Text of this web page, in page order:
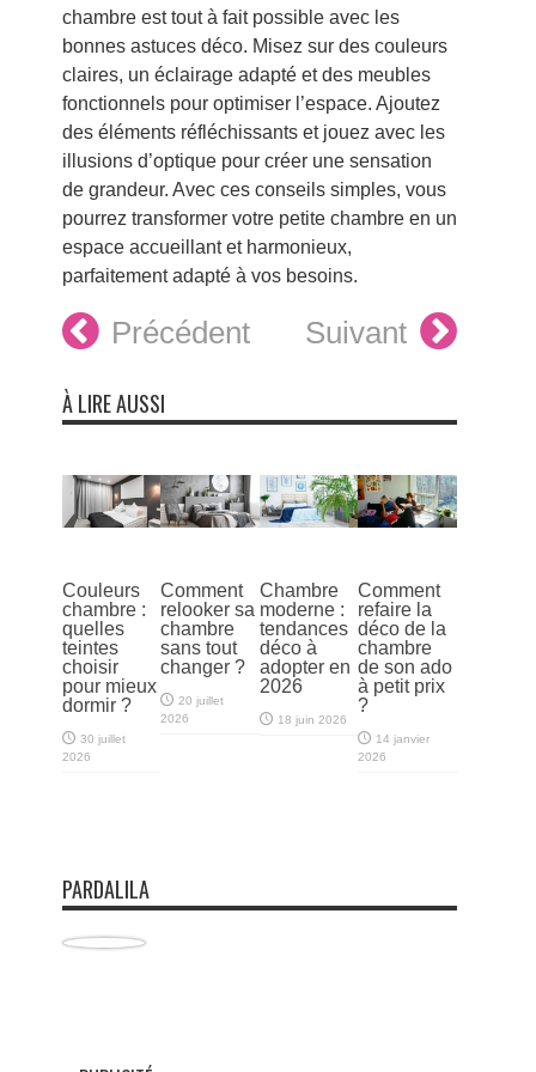
chambre est tout à fait possible avec les
bonnes astuces déco. Misez sur des couleurs
claires, un éclairage adapté et des meubles
fonctionnels pour optimiser l’espace. Ajoutez
des éléments réfléchissants et jouez avec les
illusions d’optique pour créer une sensation
de grandeur. Avec ces conseils simples, vous
pourrez transformer votre petite chambre en un
espace accueillant et harmonieux,
parfaitement adapté à vos besoins.
Précédent Suivant
À LIRE AUSSI
Couleurs
chambre :
quelles
teintes
choisir
pour mieux
dormir ?
30 juillet
2026
Comment
relooker sa
chambre
sans tout
changer ?
20 juillet
2026
Chambre
moderne :
tendances
déco à
adopter en
2026
18 juin 2026
Comment
refaire la
déco de la
chambre
de son ado
à petit prix
?
14 janvier
2026
PARDALILA